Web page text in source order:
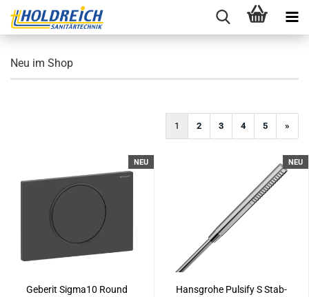
Neu im Shop
1 2 3 4 5 »
NEU
Ge­be­rit Sigma10 Round
NEU
Hans­gro­he Pul­si­fy S Stab­